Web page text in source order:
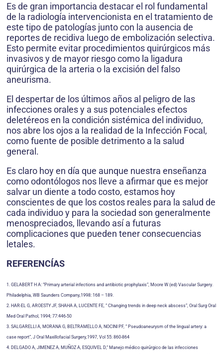
Es de gran importancia destacar el rol fundamental
de la radiología intervencionista en el tratamiento de
este tipo de patologías junto con la ausencia de
reportes de recidiva luego de embolización selectiva.
Esto permite evitar procedimientos quirúrgicos más
invasivos y de mayor riesgo como la ligadura
quirúrgica de la arteria o la excisión del falso
aneurisma.
El despertar de los últimos años al peligro de las
infecciones orales y a sus potenciales efectos
deletéreos en la condición sistémica del individuo,
nos abre los ojos a la realidad de la Infección Focal,
como fuente de posible detrimento a la salud
general.
Es claro hoy en día que aunque nuestra enseñanza
como odontólogos nos lleve a afirmar que es mejor
salvar un diente a todo costo, estamos hoy
conscientes de que los costos reales para la salud de
cada individuo y para la sociedad son generalmente
menospreciados, llevando así a futuras
complicaciones que pueden tener consecuencias
letales.
REFERENCÍAS
1. GELABERT H A: “Primary arterial infections and antibiotic prophylaxis”, Moore W (ed) Vascular Surgery.
Philadelphia, WB Saunders Company,1998: 168 – 189.
2. HAR-EL G, AROESTY JF, SHAHA A, LUCENTE FE, “ Changing trends in deep neck abscess”, Oral Surg Oral
Med Oral Pathol, 1994; 77:446-50
3. SALGARELLI A, MORANA G, BELTRAMELLO A, NOCINI PF, “ Pseudoaneurysm of the lingual artery: a
case report”, J Oral Maxillofacial Surgery,1997, Vol 55: 860-864
4. DELGADO A, JIMENEZ A, MUÑOZ A, ESQUIVEL D,“ Manejo médico quirúrgico de las infecciones